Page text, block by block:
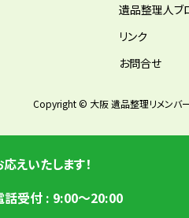
えいたします！
話受付 : 9:00～20:00
遺品整理人ブ
リンク
お問合せ
Copyright © 大阪 遺品整理リメンバ